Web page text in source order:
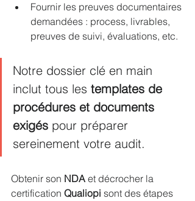
Fournir les preuves documentaires
demandées : process, livrables,
preuves de suivi, évaluations, etc.
Notre dossier clé en main
inclut tous les templates de
procédures et documents
exigés pour préparer
sereinement votre audit.
Obtenir son NDA et décrocher la
certification Qualiopi sont des étapes